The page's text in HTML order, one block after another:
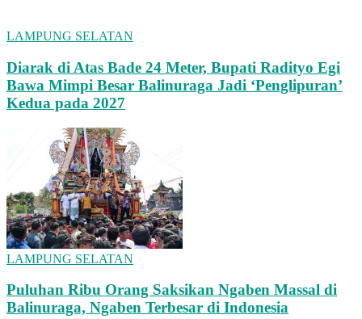
LAMPUNG SELATAN
Diarak di Atas Bade 24 Meter, Bupati Radityo Egi
Bawa Mimpi Besar Balinuraga Jadi ‘Penglipuran’
Kedua pada 2027
LAMPUNG SELATAN
Puluhan Ribu Orang Saksikan Ngaben Massal di
Balinuraga, Ngaben Terbesar di Indonesia